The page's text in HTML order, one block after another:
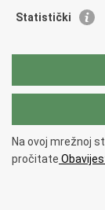
Craotian
Zagreb
Copyright © 2026
Hrvatske.
Terms of
Izjava o
Statistički
Na ovoj mrežnoj
pročitate